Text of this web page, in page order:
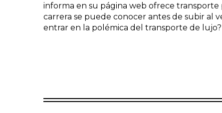
informa en su página web ofrece
carrera se puede conocer antes de subir al
entrar en la polémica del transporte de lujo?